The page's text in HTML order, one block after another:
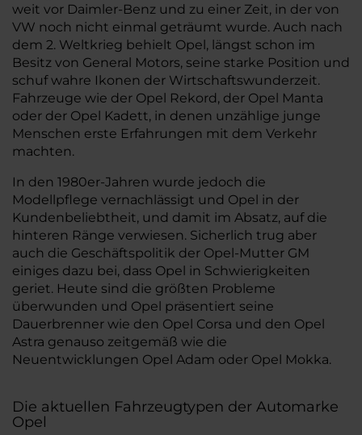
weit vor Daimler-Benz und zu einer Zeit, in der von
VW noch nicht einmal geträumt wurde. Auch nach
dem 2. Weltkrieg behielt Opel, längst schon im
Besitz von General Motors, seine starke Position und
schuf wahre Ikonen der Wirtschaftswunderzeit.
Fahrzeuge wie der Opel Rekord, der Opel Manta
oder der Opel Kadett, in denen unzählige junge
Menschen erste Erfahrungen mit dem Verkehr
machten.
In den 1980er-Jahren wurde jedoch die
Modellpflege vernachlässigt und Opel in der
Kundenbeliebtheit, und damit im Absatz, auf die
hinteren Ränge verwiesen. Sicherlich trug aber
auch die Geschäftspolitik der Opel-Mutter GM
einiges dazu bei, dass Opel in Schwierigkeiten
geriet. Heute sind die größten Probleme
überwunden und Opel präsentiert seine
Dauerbrenner wie den Opel Corsa und den Opel
Astra genauso zeitgemäß wie die
Neuentwicklungen Opel Adam oder Opel Mokka.
Die aktuellen Fahrzeugtypen der Automarke
Opel